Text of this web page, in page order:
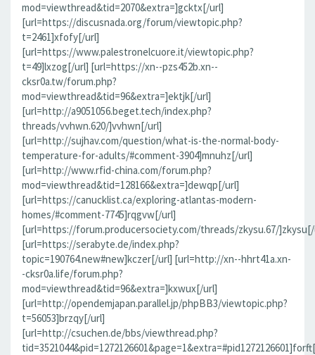
mod=viewthread&tid=2070&extra=]gcktx[/url]
[url=https://discusnada.org/forum/viewtopic.php?
t=2461]xfofy[/url]
[url=https://www.palestronelcuore.it/viewtopic.php?
t=49]lxzog[/url] [url=https://xn--pzs452b.xn--
cksr0a.tw/forum.php?
mod=viewthread&tid=96&extra=]ektjk[/url]
[url=http://a9051056.beget.tech/index.php?
threads/vvhwn.620/]vvhwn[/url]
[url=http://sujhav.com/question/what-is-the-normal-body-
temperature-for-adults/#comment-3904]mnuhz[/url]
[url=http://www.rfid-china.com/forum.php?
mod=viewthread&tid=128166&extra=]dewqp[/url]
[url=https://canucklist.ca/exploring-atlantas-modern-
homes/#comment-7745]rqgvw[/url]
[url=https://forum.producersociety.com/threads/zkysu.67/
[url=https://serabyte.de/index.php?
topic=190764.new#new]kczer[/url] [url=http://xn--hhrt41a.xn-
-cksr0a.life/forum.php?
mod=viewthread&tid=96&extra=]kxwux[/url]
[url=http://opendemjapan.parallel.jp/phpBB3/viewtopic.php?
t=56053]brzqy[/url]
[url=http://csuchen.de/bbs/viewthread.php?